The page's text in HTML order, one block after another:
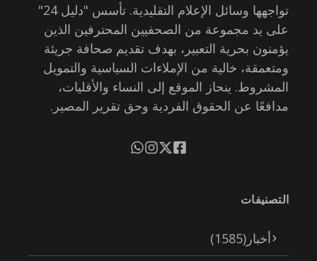
تواجهها وسائل الإعلام التقليدية. تأسس "دليل 24"
على يد مجموعة من الصحفيين المحترفين الذين
يؤمنون بحرية التعبير، بهدف تقديم صحافة جريئة
ومتعمقة، خالية من الإملاءات السياسية والتمويل
المشروط. ينحاز الموقع إلى النساء والأقليات،
مدافعًا عن الحقوق الفردية وحق تقرير المصير.
التصنيفات
أخبار (1585)